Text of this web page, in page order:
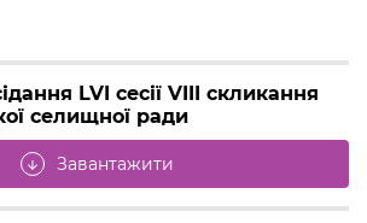
LVI сесії VIII скликання
селищної ради
arrow_downward Завантажити